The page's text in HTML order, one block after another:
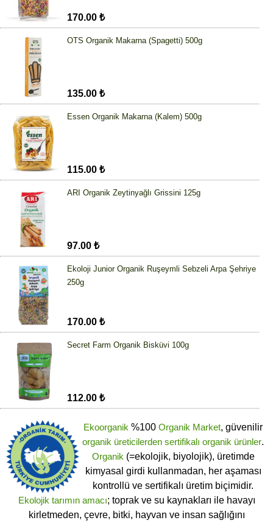
170.00 ₺
OTS Organik Makarna (Spagetti) 500g
135.00 ₺
Essen Organik Makarna (Kalem) 500g
115.00 ₺
ARI Organik Zeytinyağlı Grissini 125g
97.00 ₺
Ekoloji Junior Organik Ruşeymli Sebzeli Arpa Şehriye
250g
170.00 ₺
Secret Farm Organik Bisküvi 100g
112.00 ₺
Ekoorganik %100 Organik Market, güvenilir
organik üreticilerden sertifikalı organik ürünler.
Organik (=ekolojik, biyolojik), üretimde
kimyasal girdi kullanmadan, her aşaması
kontrollü ve sertifikalı üretim biçimidir.
Ekolojik tarımın amacı; toprak ve su kaynakları ile havayı
kirletmeden, çevre, bitki, hayvan ve insan sağlığını